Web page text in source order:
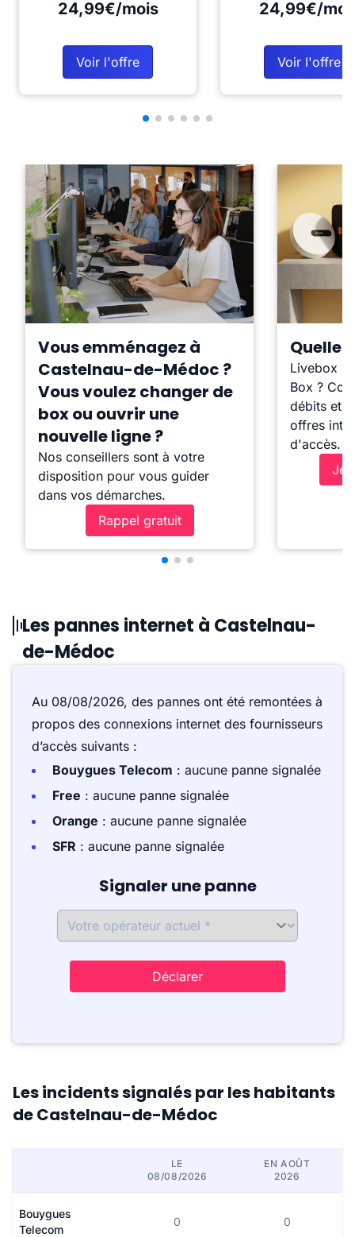
24,99€/mois
Voir l'offre
24,99€/
Voir l'offre
Vous emménagez à
Castelnau-de-Médoc ?
Vous voulez changer de
box ou ouvrir une
nouvelle ligne ?
Nos conseillers sont à votre
disposition pour vous guider
dans vos démarches.
Rappel gratuit
Quelle
Livebox ?
Box ?
débits et
offres
d'accès.
Je
Les pannes internet à Castelnau-
de-Médoc
Au 08/08/2026, des pannes ont été remontées à
propos des connexions internet des fournisseurs
d’accès suivants :
Bouygues Telecom : aucune panne signalée
Free : aucune panne signalée
Orange : aucune panne signalée
SFR : aucune panne signalée
Signaler une panne
Déclarer
Les incidents signalés par les habitants
de Castelnau-de-Médoc
LE
08/08/2026
EN AOÛT
2026
Bouygues
Telecom
0 0